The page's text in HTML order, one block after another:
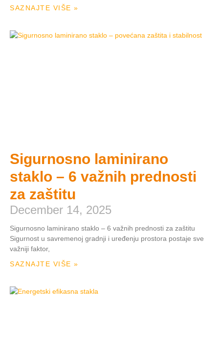
SAZNAJTE VIŠE »
Sigurnosno laminirano
staklo – 6 važnih prednosti
za zaštitu
December 14, 2025
Sigurnosno laminirano staklo – 6 važnih prednosti za zaštitu
Sigurnost u savremenoj gradnji i uređenju prostora postaje sve
važniji faktor,
SAZNAJTE VIŠE »